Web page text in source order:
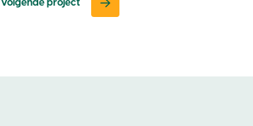
Volgende project